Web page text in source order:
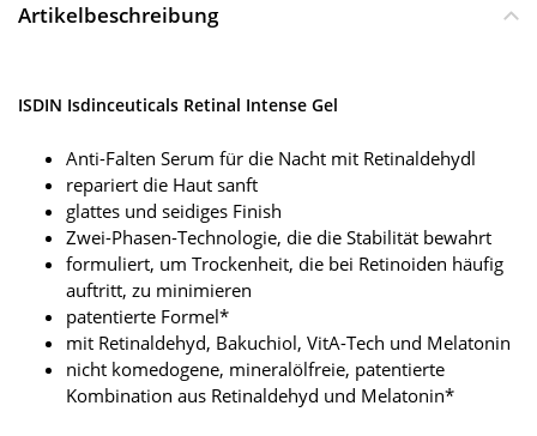
Artikelbeschreibung
ISDIN Isdinceuticals Retinal Intense Gel
Anti-Falten Serum für die Nacht mit Retinaldehydl
repariert die Haut sanft
glattes und seidiges Finish
Zwei-Phasen-Technologie, die die Stabilität bewahrt
formuliert, um Trockenheit, die bei Retinoiden häufig
auftritt, zu minimieren
patentierte Formel*
mit Retinaldehyd, Bakuchiol, VitA-Tech und Melatonin
nicht komedogene, mineralölfreie, patentierte
Kombination aus Retinaldehyd und Melatonin*